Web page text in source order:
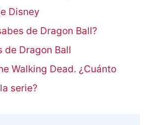
Disney
de Dragon Ball?
de Dragon Ball
Walking Dead. ¿Cuánto
serie?